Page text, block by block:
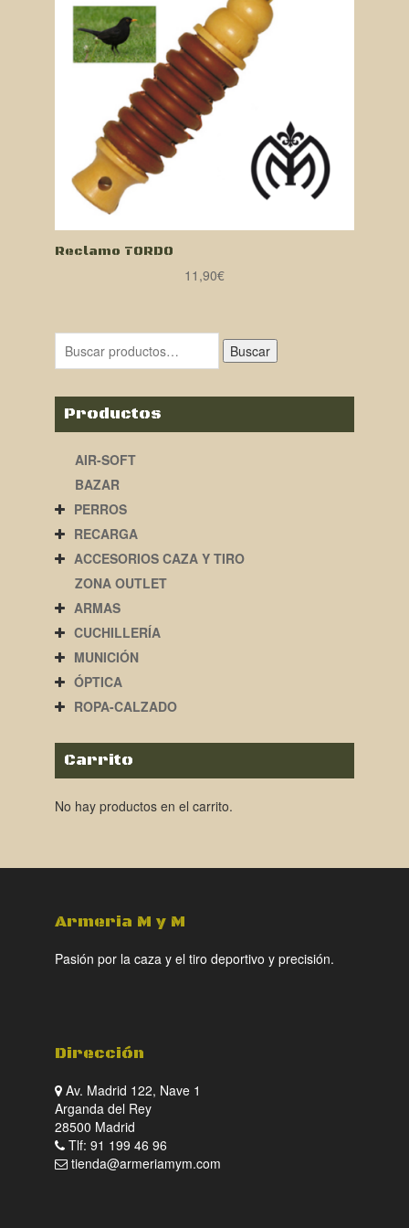
Reclamo TORDO
11,90€
Buscar
Productos
AIR-SOFT
BAZAR
PERROS
RECARGA
ACCESORIOS CAZA Y TIRO
ZONA OUTLET
ARMAS
CUCHILLERÍA
MUNICIÓN
ÓPTICA
ROPA-CALZADO
Carrito
No hay productos en el carrito.
Armeria M y M
Pasión por la caza y el tiro deportivo y precisión.
Dirección
Av. Madrid 122, Nave 1
Arganda del Rey
28500 Madrid
Tlf: 91 199 46 96
tienda@armeriamym.com